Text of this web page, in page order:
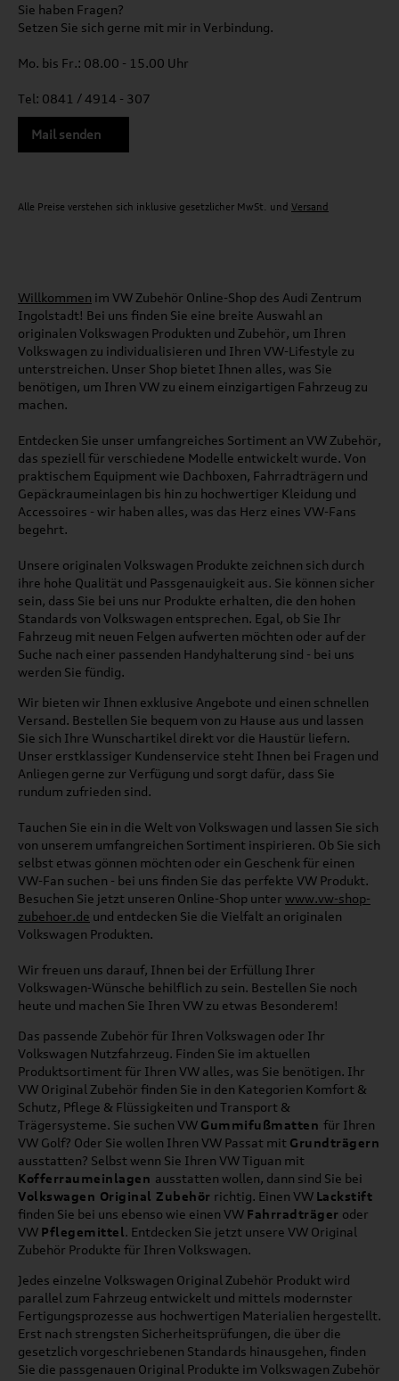
Sie haben Fragen?
Setzen Sie sich gerne mit mir in Verbindung.
Mo. bis Fr.: 08.00 - 15.00 Uhr
Tel: 0841 / 4914 - 307
Mail senden
Alle Preise verstehen sich inklusive gesetzlicher MwSt. und Versand
Willkommen im VW Zubehör Online-Shop des Audi Zentrum
Ingolstadt! Bei uns finden Sie eine breite Auswahl an
originalen Volkswagen Produkten und Zubehör, um Ihren
Volkswagen zu individualisieren und Ihren VW-Lifestyle zu
unterstreichen. Unser Shop bietet Ihnen alles, was Sie
benötigen, um Ihren VW zu einem einzigartigen Fahrzeug zu
machen.
Entdecken Sie unser umfangreiches Sortiment an VW Zubehör,
das speziell für verschiedene Modelle entwickelt wurde. Von
praktischem Equipment wie Dachboxen, Fahrradträgern und
Gepäckraumeinlagen bis hin zu hochwertiger Kleidung und
Accessoires - wir haben alles, was das Herz eines VW-Fans
begehrt.
Unsere originalen Volkswagen Produkte zeichnen sich durch
ihre hohe Qualität und Passgenauigkeit aus. Sie können sicher
sein, dass Sie bei uns nur Produkte erhalten, die den hohen
Standards von Volkswagen entsprechen. Egal, ob Sie Ihr
Fahrzeug mit neuen Felgen aufwerten möchten oder auf der
Suche nach einer passenden Handyhalterung sind - bei uns
werden Sie fündig.
Wir bieten wir Ihnen exklusive Angebote und einen schnellen
Versand. Bestellen Sie bequem von zu Hause aus und lassen
Sie sich Ihre Wunschartikel direkt vor die Haustür liefern.
Unser erstklassiger Kundenservice steht Ihnen bei Fragen und
Anliegen gerne zur Verfügung und sorgt dafür, dass Sie
rundum zufrieden sind.
Tauchen Sie ein in die Welt von Volkswagen und lassen Sie sich
von unserem umfangreichen Sortiment inspirieren. Ob Sie sich
selbst etwas gönnen möchten oder ein Geschenk für einen
VW-Fan suchen - bei uns finden Sie das perfekte VW Produkt.
Besuchen Sie jetzt unseren Online-Shop unter www.vw-shop-
zubehoer.de und entdecken Sie die Vielfalt an originalen
Volkswagen Produkten.
Wir freuen uns darauf, Ihnen bei der Erfüllung Ihrer
Volkswagen-Wünsche behilflich zu sein. Bestellen Sie noch
heute und machen Sie Ihren VW zu etwas Besonderem!
Das passende Zubehör für Ihren Volkswagen oder Ihr
Volkswagen Nutzfahrzeug. Finden Sie im aktuellen
Produktsortiment für Ihren VW alles, was Sie benötigen. Ihr
VW Original Zubehör finden Sie in den Kategorien Komfort &
Schutz, Pflege & Flüssigkeiten und Transport &
Trägersysteme. Sie suchen VW Gummifußmatten für Ihren
VW Golf? Oder Sie wollen Ihren VW Passat mit Grundträgern
ausstatten? Selbst wenn Sie Ihren VW Tiguan mit
Kofferraumeinlagen ausstatten wollen, dann sind Sie bei
Volkswagen Original Zubehör richtig. Einen VW Lackstift
finden Sie bei uns ebenso wie einen VW Fahrradträger oder
VW Pflegemittel. Entdecken Sie jetzt unsere VW Original
Zubehör Produkte für Ihren Volkswagen.
Jedes einzelne Volkswagen Original Zubehör Produkt wird
parallel zum Fahrzeug entwickelt und mittels modernster
Fertigungsprozesse aus hochwertigen Materialien hergestellt.
Erst nach strengsten Sicherheitsprüfungen, die über die
gesetzlich vorgeschriebenen Standards hinausgehen, finden
Sie die passgenauen Original Produkte im Volkswagen Zubehör